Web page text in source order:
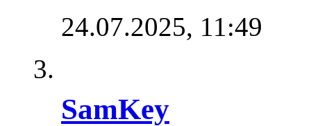
24.07.2025, 11:49
SamKey